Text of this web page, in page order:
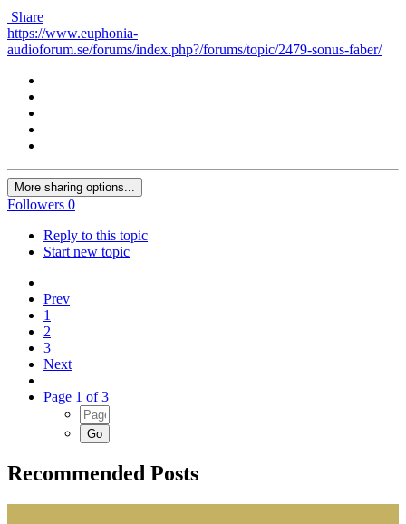
Share
https://www.euphonia-
audioforum.se/forums/index.php?/forums/topic/2479-sonus-faber/
More sharing options...
Followers 0
Reply to this topic
Start new topic
Prev
1
2
3
Next
Page 1 of 3
Recommended Posts